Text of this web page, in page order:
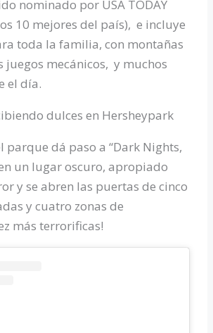
nominado por USA TODAY
10 mejores del país), e incluye
toda la familia, con montañas
juegos mecánicos, y muchos
el día.
parque dá paso a “Dark Nights,
un lugar oscuro, apropiado
y se abren las puertas de cinco
y cuatro zonas de
más terrorificas!